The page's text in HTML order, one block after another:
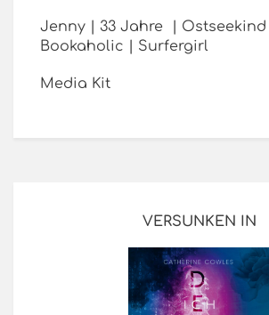
Jenny | 33 Jahre | Ostseekind |
Bookaholic | Surfergirl
Media Kit
VERSUNKEN IN